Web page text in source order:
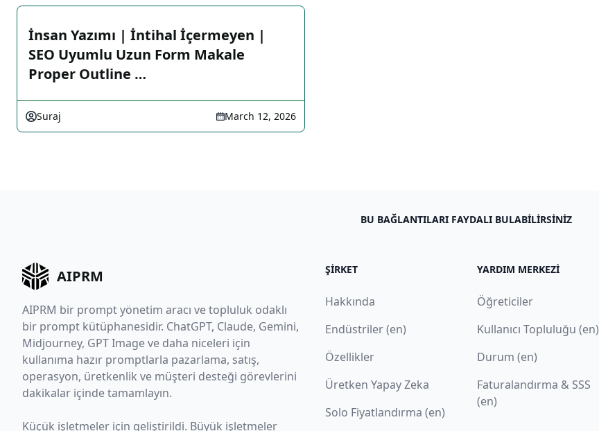
İnsan Yazımı | İntihal İçermeyen |
SEO Uyumlu Uzun Form Makale
Proper Outline …
Suraj March 12, 2026
BU BAĞLANTILARI FAYDALI BULABILIRSINIZ
AIPRM
AIPRM bir prompt yönetim aracı ve topluluk odaklı
bir prompt kütüphanesidir. ChatGPT, Claude, Gemini,
Midjourney, GPT Image ve daha niceleri için
kullanıma hazır promptlarla pazarlama, satış,
operasyon, üretkenlik ve müşteri desteği görevlerini
dakikalar içinde tamamlayın.
Küçük işletmeler için geliştirildi. Büyük işletmeler
ŞIRKET
Hakkında
Endüstriler (en)
Özellikler
Üretken Yapay Zeka
Solo Fiyatlandırma (en)
YARDIM MERKEZI
Öğreticiler
Kullanıcı Topluluğu (en)
Durum (en)
Faturalandırma & SSS
(en)